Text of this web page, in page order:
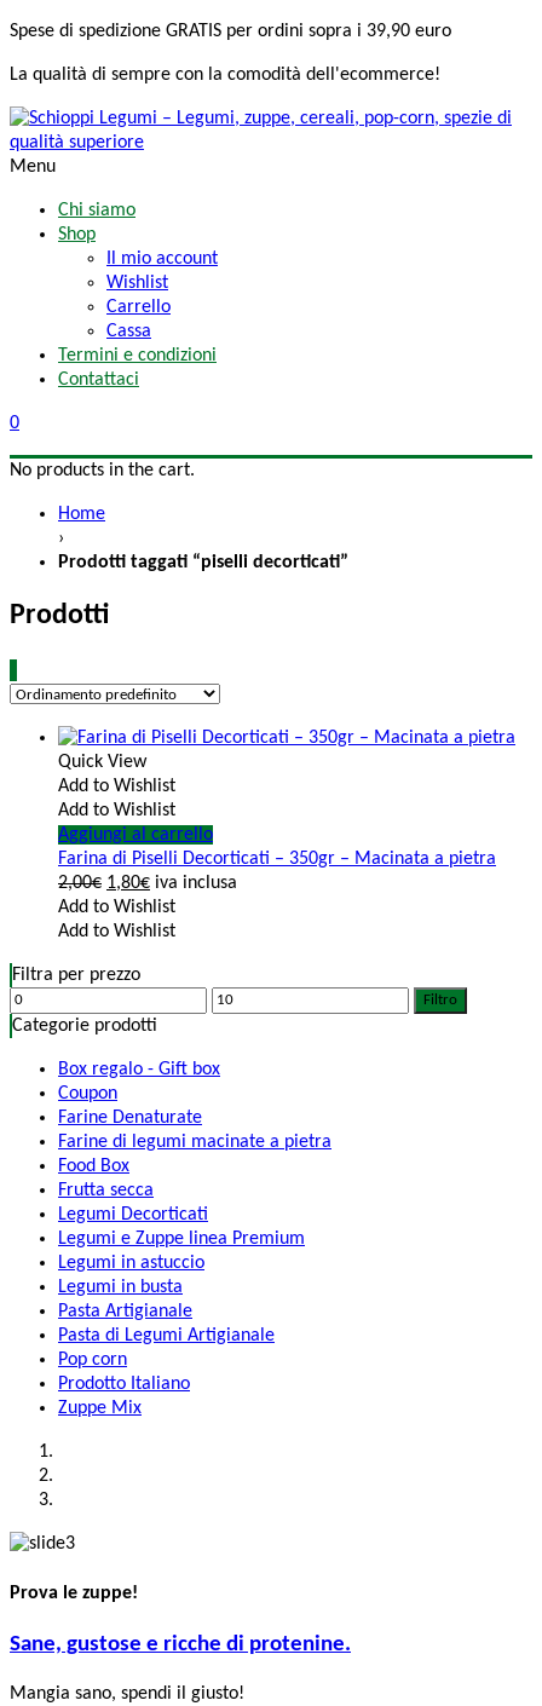
Spese di spedizione GRATIS per ordini sopra i 39,90 euro
La qualità di sempre con la comodità dell'ecommerce!
Menu
Chi siamo
Shop
Il mio account
Wishlist
Carrello
Cassa
Termini e condizioni
Contattaci
0
No products in the cart.
Home
›
Prodotti taggati “piselli decorticati”
Prodotti
Quick View
Add to Wishlist
Add to Wishlist
Aggiungi al carrello
Farina di Piselli Decorticati – 350gr – Macinata a pietra
2,00€ 1,80€ iva inclusa
Add to Wishlist
Add to Wishlist
Filtra per prezzo
Filtro
Categorie prodotti
Box regalo - Gift box
Coupon
Farine Denaturate
Farine di legumi macinate a pietra
Food Box
Frutta secca
Legumi Decorticati
Legumi e Zuppe linea Premium
Legumi in astuccio
Legumi in busta
Pasta Artigianale
Pasta di Legumi Artigianale
Pop corn
Prodotto Italiano
Zuppe Mix
Prova le zuppe!
Sane, gustose e ricche di protenine.
Mangia sano, spendi il giusto!